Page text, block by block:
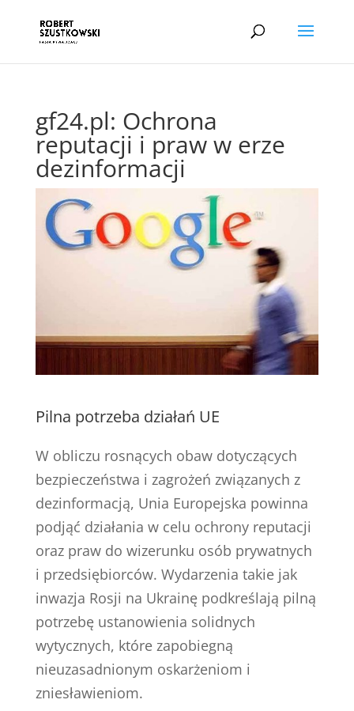
gf24.pl: Ochrona
reputacji i praw w erze
dezinformacji
Pilna potrzeba działań UE
W obliczu rosnących obaw dotyczących
bezpieczeństwa i zagrożeń związanych z
dezinformacją, Unia Europejska powinna
podjąć działania w celu ochrony reputacji
oraz praw do wizerunku osób prywatnych
i przedsiębiorców. Wydarzenia takie jak
inwazja Rosji na Ukrainę podkreślają pilną
potrzebę ustanowienia solidnych
wytycznych, które zapobiegną
nieuzasadnionym oskarżeniom i
zniesławieniom.